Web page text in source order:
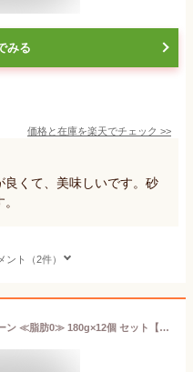
みる
価格と在庫を楽天でチェック >>
良くて、美味しいです。砂
ント（2件）
ブルガリアヨーグルトLB81プレーン ≪脂肪0≫ 180g×12個 セット【本州送料無料】明治 meiji まとめ買い 乳酸菌